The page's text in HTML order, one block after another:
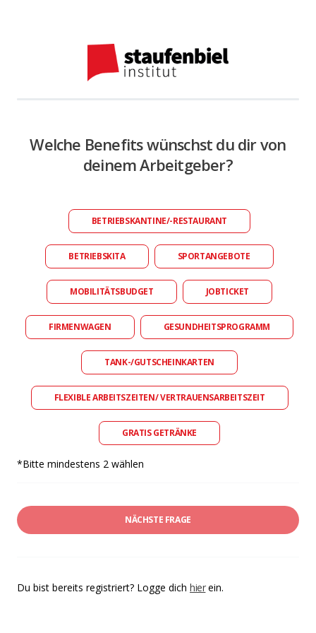
Welche Benefits wünschst du dir von
deinem Arbeitgeber?
BETRIEBSKANTINE/-RESTAURANT
BETRIEBSKITA SPORTANGEBOTE
MOBILITÄTSBUDGET JOBTICKET
FIRMENWAGEN GESUNDHEITSPROGRAMM
TANK-/GUTSCHEINKARTEN
FLEXIBLE ARBEITSZEITEN/ VERTRAUENSARBEITSZEIT
GRATIS GETRÄNKE
*Bitte mindestens 2 wählen
NÄCHSTE FRAGE
Du bist bereits registriert? Logge dich hierein.